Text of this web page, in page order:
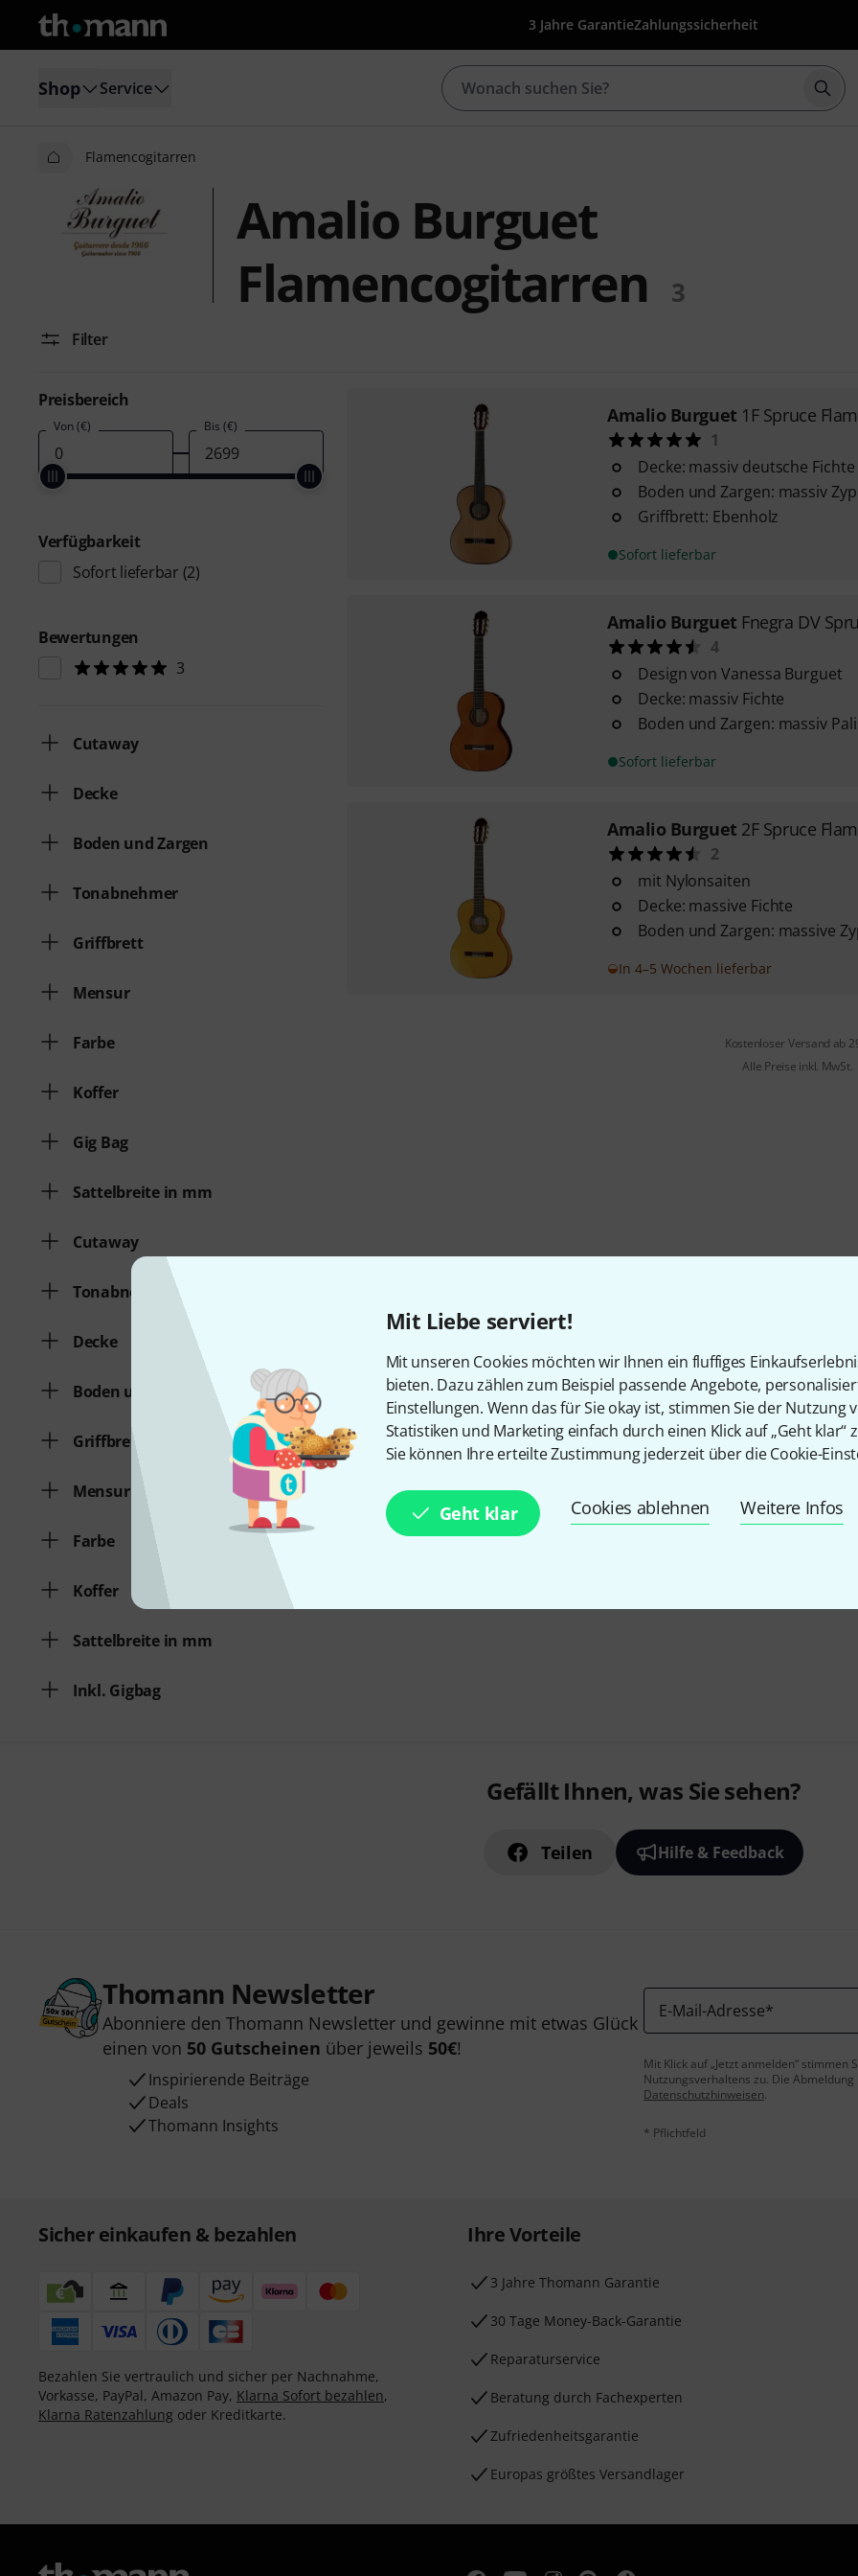
Mit Liebe serviert!
Mit unseren Cookies möchten wir Ihnen ein fluffiges
bieten. Dazu zählen zum Beispiel passende Angebote,
Einstellungen. Wenn das für Sie okay ist, stimmen Sie der Nutzung
Statistiken und Marketing einfach durch einen Klick auf „Geht klar“
Sie können Ihre erteilte Zustimmung jederzeit über die Cookie-
Geht klar Cookies ablehnen Weitere Infos
3 Jahre GarantieZahlungssicherheit
Shop Service
Flamencogitarren
Amalio Burguet
Flamencogitarren
3
Filter
Preisbereich
Von (€) Bis (€)
Verfügbarkeit
Sofort lieferbar (2)
Bewertungen
3
Cutaway
Decke
Boden und Zargen
Tonabnehmer
Griffbrett
Mensur
Farbe
Koffer
Gig Bag
Sattelbreite in mm
Cutaway
Tonabnehmer
Decke
Boden und Zargen
Griffbrett
Mensur
Farbe
Koffer
Sattelbreite in mm
Inkl. Gigbag
Amalio Burguet 1F Spruce
1
Decke: massiv deutsche Fichte
Boden und Zargen: massiv
Griffbrett: Ebenholz
Sofort lieferbar
Amalio Burguet Fnegra DV
4
Design von Vanessa Burguet
Decke: massiv Fichte
Boden und Zargen: massiv
Sofort lieferbar
Amalio Burguet 2F Spruce
2
mit Nylonsaiten
Decke: massive Fichte
Boden und Zargen: massive
In 4–5 Wochen lieferbar
Kostenloser Versand ab
Alle Preise inkl. MwSt.
Gefällt Ihnen, was Sie sehen?
Teilen Hilfe & Feedback
Thomann Newsletter
Abonniere den Thomann Newsletter und gewinne mit etwas Glück
einen von 50 Gutscheinen über jeweils 50€!
Inspirierende Beiträge
Deals
Thomann Insights
E-Mail-Adresse*
Mit Klick auf „Jetzt anmelden“
Nutzungsverhaltens zu. Die
Datenschutzhinweisen.
* Pflichtfeld
Sicher einkaufen & bezahlen
Bezahlen Sie vertraulich und sicher per Nachnahme,
Vorkasse, PayPal, Amazon Pay, Klarna Sofort bezahlen,
Klarna Ratenzahlung oder Kreditkarte.
Ihre Vorteile
3 Jahre Thomann Garantie
30 Tage Money-Back-Garantie
Reparaturservice
Beratung durch Fachexperten
Zufriedenheitsgarantie
Europas größtes Versandlager